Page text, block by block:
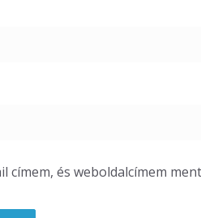
címem, és weboldalcímem